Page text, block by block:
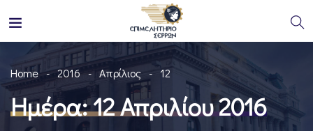
Home 2016 Απρίλιος 12
Ημέρα:12 Απριλίου 2016